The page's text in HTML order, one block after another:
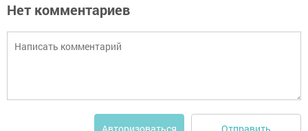
Нет комментариев
Отправить